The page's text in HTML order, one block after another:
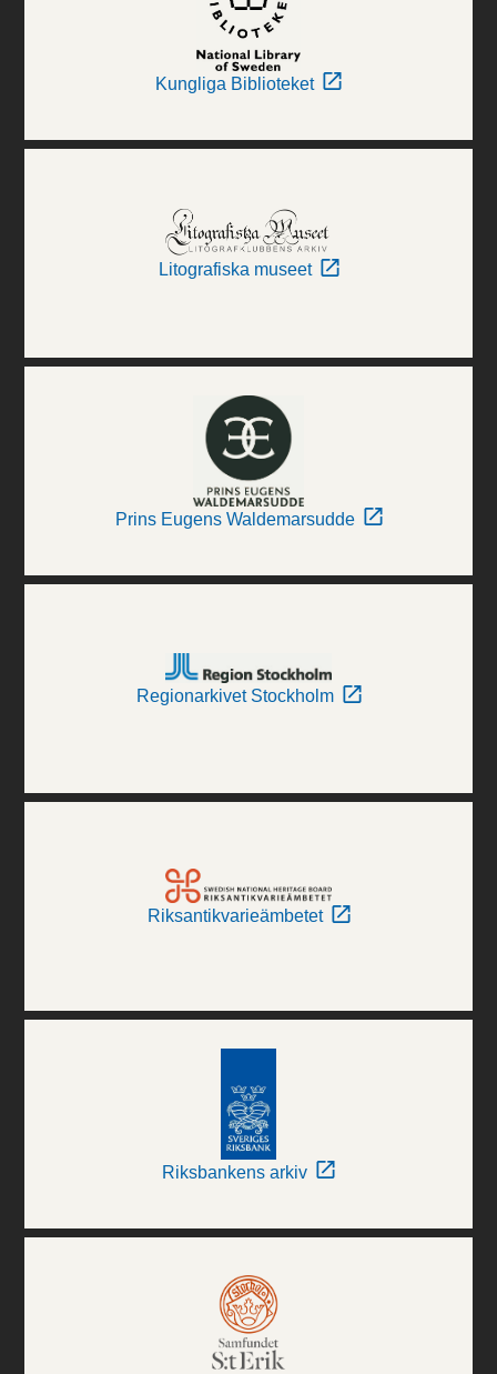
Kungliga Biblioteket
Litografiska museet
Prins Eugens Waldemarsudde
Regionarkivet Stockholm
Riksantikvarieämbetet
Riksbankens arkiv